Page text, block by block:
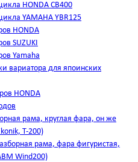
HONDA CB400
YAMAHA YBR125
HONDA
SUZUKI
Yamaha
вариатора для япоинских
HONDA
рама, круглая фара, он же
T-200)
рама, фара фигуристая,
Wind200)